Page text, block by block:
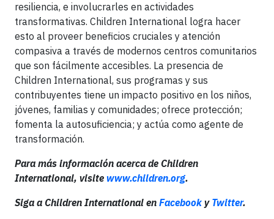
resiliencia, e involucrarles en actividades
transformativas. Children International logra hacer
esto al proveer beneficios cruciales y atención
compasiva a través de modernos centros comunitarios
que son fácilmente accesibles. La presencia de
Children International, sus programas y sus
contribuyentes tiene un impacto positivo en los niños,
jóvenes, familias y comunidades; ofrece protección;
fomenta la autosuficiencia; y actúa como agente de
transformación.
Para más información acerca de Children
International, visite www.children.org.
Siga a Children International en Facebook y Twitter.